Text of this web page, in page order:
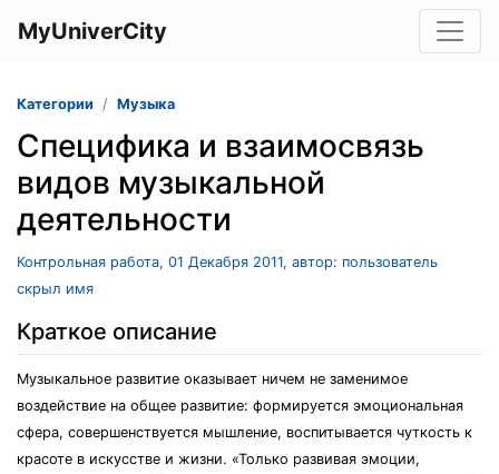
MyUniverCity
Категории Музыка
Специфика и взаимосвязь
видов музыкальной
деятельности
Контрольная работа, 01 Декабря 2011, автор: пользователь
скрыл имя
Краткое описание
Музыкальное развитие оказывает ничем не заменимое
воздействие на общее развитие: формируется эмоциональная
сфера, совершенствуется мышление, воспитывается чуткость к
красоте в искусстве и жизни. «Только развивая эмоции,